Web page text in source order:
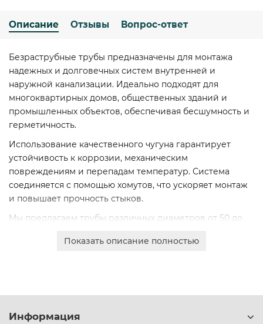
Описание Отзывы Вопрос-ответ
Безраструбные трубы предназначены для монтажа
надежных и долговечных систем внутренней и
наружной канализации. Идеально подходят для
многоквартирных домов, общественных зданий и
промышленных объектов, обеспечивая бесшумность и
герметичность.
Использование качественного чугуна гарантирует
устойчивость к коррозии, механическим
повреждениям и перепадам температур. Система
соединяется с помощью хомутов, что ускоряет монтаж
и повышает прочность стыков.
Мы предлагаем трубы различных диаметров от 50 до
Global, S-SML, ВЧШГ. Это позволяет подобрать
расчету.
Показать описание полностью
Информация